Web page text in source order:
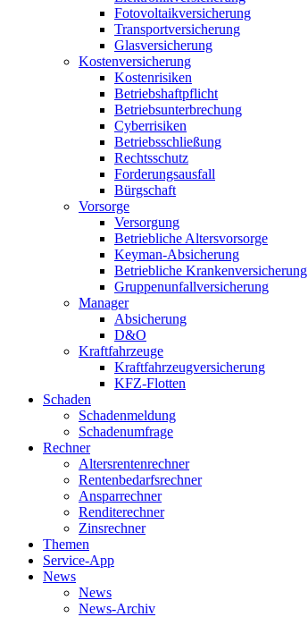
Fotovoltaikversicherung
Transportversicherung
Glasversicherung
Kostenversicherung
Kostenrisiken
Betriebshaftpflicht
Betriebsunterbrechung
Cyberrisiken
Betriebsschließung
Rechtsschutz
Forderungsausfall
Bürgschaft
Vorsorge
Versorgung
Betriebliche Altersvorsorge
Keyman-Absicherung
Betriebliche Krankenversicherung
Gruppenunfallversicherung
Manager
Absicherung
D&O
Kraftfahrzeuge
Kraftfahrzeugversicherung
KFZ-Flotten
Schaden
Schadenmeldung
Schadenumfrage
Rechner
Altersrentenrechner
Rentenbedarfsrechner
Ansparrechner
Renditerechner
Zinsrechner
Themen
Service-App
News
News
News-Archiv